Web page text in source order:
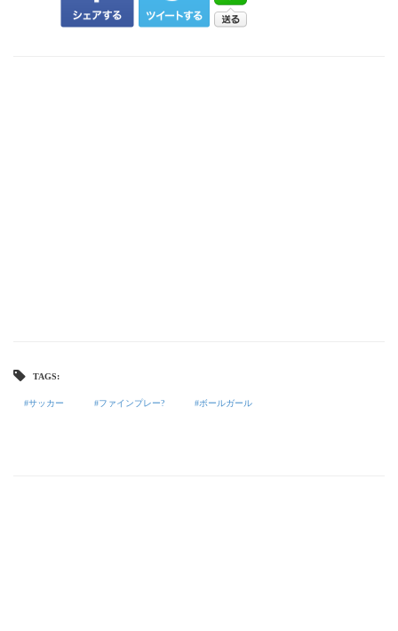
TAGS:
サッカー ファインプレー? ボールガール